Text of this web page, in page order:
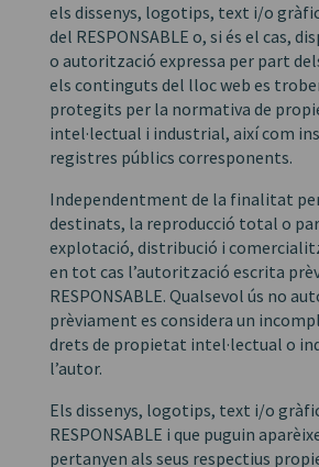
els dissenys, logotips, text i/o
del RESPONSABLE o, si és el cas,
o autorització expressa per part
els continguts del lloc web es
protegits per la normativa de
intel·lectual i industrial, així com
registres públics corresponents.
Independentment de la finalitat
destinats, la reproducció total o
explotació, distribució i
en tot cas l’autorització escrita
RESPONSABLE. Qualsevol ús no
prèviament es considera un
drets de propietat intel·lectual o
l’autor.
Els dissenys, logotips, text i/o
RESPONSABLE i que puguin
pertanyen als seus respectius